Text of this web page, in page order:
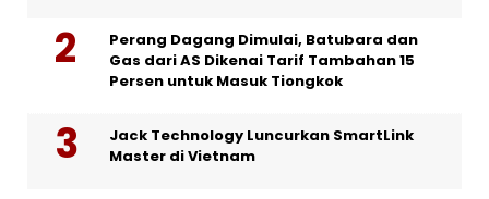
Perang Dagang Dimulai, Batubara dan
Gas dari AS Dikenai Tarif Tambahan 15
Persen untuk Masuk Tiongkok
Jack Technology Luncurkan SmartLink
Master di Vietnam